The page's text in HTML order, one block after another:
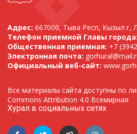
Адрес: 667000, Тыва Респ, Кызыл г,
Телефон приемной Главы города:
Общественная приемная: +7
Электронная почта:
Официальный веб-сайт:
Все материалы сайта доступны по
Commons Attribution 4.0 Всемирная
Хурал в социальных сетях